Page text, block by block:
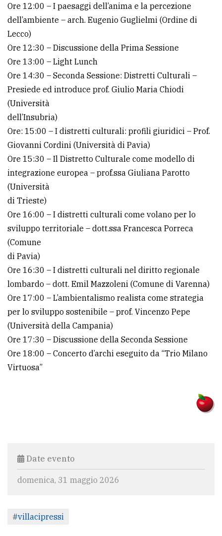
Ore 12:00 – I paesaggi dell’anima e la percezione
dell’ambiente – arch. Eugenio Guglielmi (Ordine di
Lecco)
Ore 12:30 – Discussione della Prima Sessione
Ore 13:00 – Light Lunch
Ore 14:30 – Seconda Sessione: Distretti Culturali –
Presiede ed introduce prof. Giulio Maria Chiodi
(Università
dell’Insubria)
Ore: 15:00 – I distretti culturali: profili giuridici – Prof.
Giovanni Cordini (Università di Pavia)
Ore 15:30 – Il Distretto Culturale come modello di
integrazione europea – prof.ssa Giuliana Parotto
(Università
di Trieste)
Ore 16:00 – I distretti culturali come volano per lo
sviluppo territoriale – dott.ssa Francesca Porreca
(Comune
di Pavia)
Ore 16:30 – I distretti culturali nel diritto regionale
lombardo – dott. Emil Mazzoleni (Comune di Varenna)
Ore 17:00 – L’ambientalismo realista come strategia
per lo sviluppo sostenibile – prof. Vincenzo Pepe
(Università della Campania)
Ore 17:30 – Discussione della Seconda Sessione
Ore 18:00 – Concerto d’archi eseguito da “Trio Milano
Virtuosa”
Date evento
domenica, 31 maggio 2026
#villacipressi